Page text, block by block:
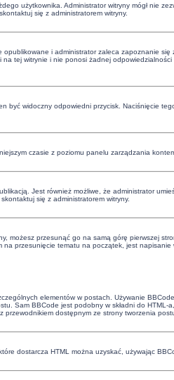
użytkownika. Administrator witryny mógł nie
się z administratorem witryny.
i administrator zaleca zapoznanie
tej witrynie i nie ponosi żadnej odpowiedzialności
być widoczny odpowiedni przycisk. Naciśnięcie
czasie z poziomu panelu zarządzania
Jest również możliwe, że administrator
się z administratorem witryny.
możesz przesunąć go na samą górę pierwszej
przesunięcie tematu na początek, jest
elementów w postach. Używanie
Sam BBCode jest podobny w składni do HTML-
przewodnikiem dostępnym ze strony tworzenia
dostarcza HTML można uzyskać, używając